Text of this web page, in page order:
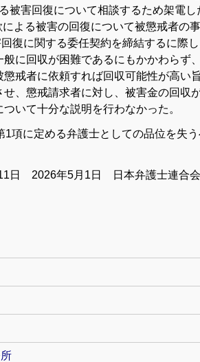
被害回復について相談するため架電し
よる被害の回復について被懲戒者の
復に関する委任契約を締結するに際
に回収が困難であるにもかかわらず
戒者に依頼すれば回収可能性が高い
、懲戒請求者に対し、被害金の回収
いて十分な説明を行わなかった。
項に定める弁護士としての品位を失
日 2026年5月1日 日本弁護士連合会